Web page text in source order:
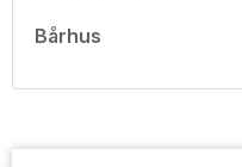
Bårhus